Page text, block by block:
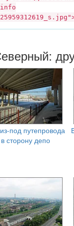
под путепровода
в сторону депо